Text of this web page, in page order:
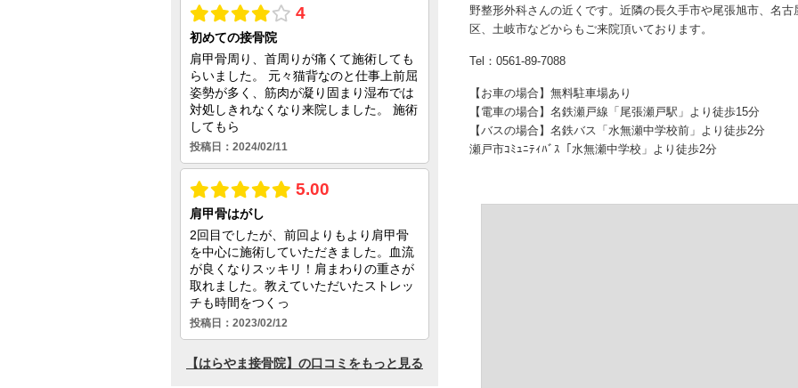
野整形外科さんの近くです。近隣の長久手市や尾張旭市、名古
区、土岐市などからもご来院頂いております。
Tel：0561-89-7088
【お車の場合】無料駐車場あり
【電車の場合】名鉄瀬戸線「尾張瀬戸駅」より徒歩15分
【バスの場合】名鉄バス「水無瀬中学校前」より徒歩2分
瀬戸市ｺﾐｭﾆﾃｨﾊﾞｽ「水無瀬中学校」より徒歩2分